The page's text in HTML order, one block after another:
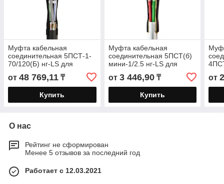
Муфта кабельная
соединительная 5ПСТ-1-
70/120(Б) нг-LS для
кабелей с пластмассовой
изоляцией до 1кВ с
болтовыми
от 48 769,11 ₸
Купить
Муфта кабельная
соединительная 5ПСТ(б)
мини-1/2.5 нг-LS для
бронированных кабелей
«нг-LS» с пластмассовой
от 3 446,90₸
Купить
от
О нас
Рейтинг не сформирован
Менее 5 отзывов за последний год
Работает с 12.03.2021